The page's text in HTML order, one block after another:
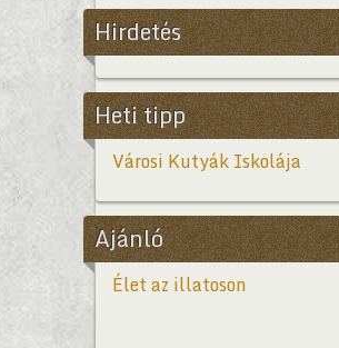
Hirdetés
Heti tipp
Városi Kutyák Iskolája
Ajánló
Élet az illatoson